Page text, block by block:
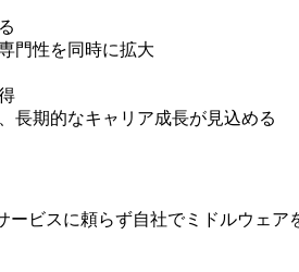
門性を同時に拡大
長期的なキャリア成長が見込める
ビスに頼らず自社でミドルウェア